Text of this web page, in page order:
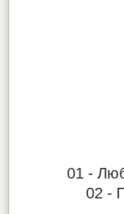
01 -
02 -